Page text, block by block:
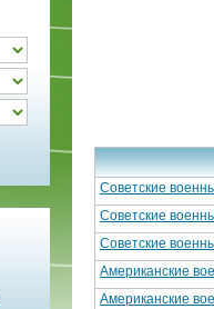
Советские
Советские
Советские
Американские
Американские